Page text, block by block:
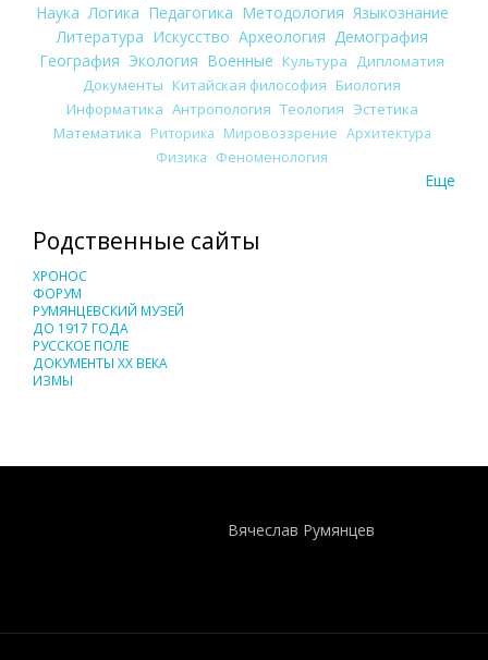
Наука Логика Педагогика Методология Языкознание
Литература Искусство Археология Демография
География Экология Военные Культура
Дипломатия
Документы Китайская философия Биология
Информатика Антропология Теология Эстетика
Математика Риторика Мировоззрение Архитектура
Физика Феноменология
Еще
Родственные сайты
ХРОНОС
ФОРУМ
РУМЯНЦЕВСКИЙ МУЗЕЙ
ДО 1917 ГОДА
РУССКОЕ ПОЛЕ
ДОКУМЕНТЫ XX ВЕКА
ИЗМЫ
Вячеслав Румянцев